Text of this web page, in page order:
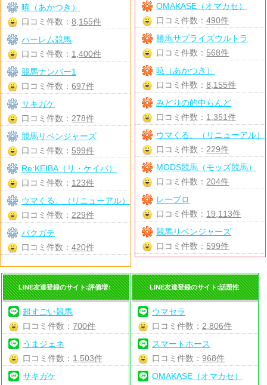
OMAKASE（オマカセ）
口コミ件数：490件
勝馬サプライズウルトラ
口コミ件数： 568件
暁（あかつき）
口コミ件数：8,155件
みどりの的中らんど
口コミ件数： 1,351件
ウマくる。（リニューアル）
口コミ件数： 229件
MODS競馬（モッズ競馬）
口コミ件数： 204件
レープロ
口コミ件数： 19,113件
競馬リベンジャーズ
口コミ件数： 599件
暁（あかつき）
口コミ件数： 8,155件
ハーレム競馬
口コミ件数： 1,400件
競馬ナンバー1
口コミ件数： 697件
サキガケ
口コミ件数： 278件
競馬リベンジャーズ
口コミ件数： 599件
Re:KEIBA（リ・ケイバ）
口コミ件数： 123件
ウマくる。（リニューアル）
口コミ件数： 229件
バクガチ
口コミ件数： 420件
LINE友達登録のサイト:評価増↑
超すごい競馬
口コミ件数：700件
うまジェネ
口コミ件数： 1,503件
サキガケ
LINE友達登録のサイト:話題性
ウマセラ
口コミ件数： 2,806件
スマートホース
口コミ件数： 968件
OMAKASE（オマカセ）